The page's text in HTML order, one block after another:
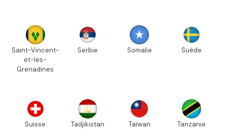
Saint-Vincent-
et-les-
Grenadines
Serbie Somalie Suède
Suisse Tadjikistan Taïwan Tanzanie